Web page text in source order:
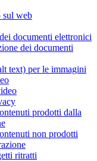
sul web
documenti elettronici
dei documenti
text) per le immagini
prodotti dalla
non prodotti
ritratti